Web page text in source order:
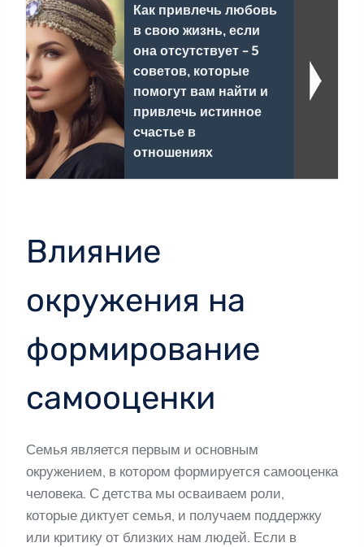
Как привлечь любовь
в свою жизнь, если
она отсутствует - 5
советов, которые
помогут вам найти и
привлечь истинное
счастье в
отношениях
Влияние
окружения на
формирование
самооценки
Семья является первым и основным
окружением, в котором формируется самооценка
человека. С детства мы осваиваем роли,
которые диктует семья, и получаем поддержку
или критику от близких нам людей. Если в